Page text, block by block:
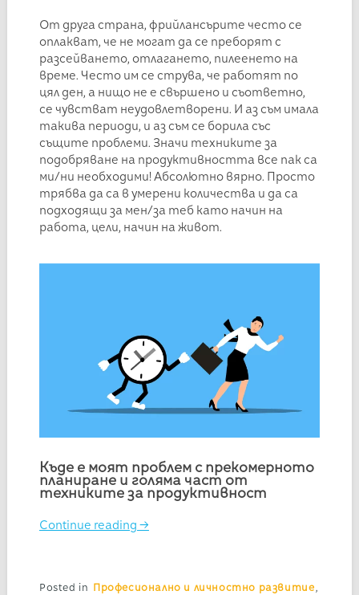
От друга страна, фрийлансърите често се
оплакват, че не могат да се преборят с
разсейването, отлагането, пилеенето на
време. Често им се струва, че работят по
цял ден, а нищо не е свършено и съответно,
се чувстват неудовлетворени. И аз съм имала
такива периоди, и аз съм се борила със
същите проблеми. Значи техниките за
подобряване на продуктивността все пак са
ми/ни необходими! Абсолютно вярно. Просто
трябва да са в умерени количества и да са
подходящи за мен/за теб като начин на
работа, цели, начин на живот.
Къде е моят проблем с прекомерното
планиране и голяма част от
техниките за продуктивност
Continue reading →
Posted in Професионално и личностно развитие ,